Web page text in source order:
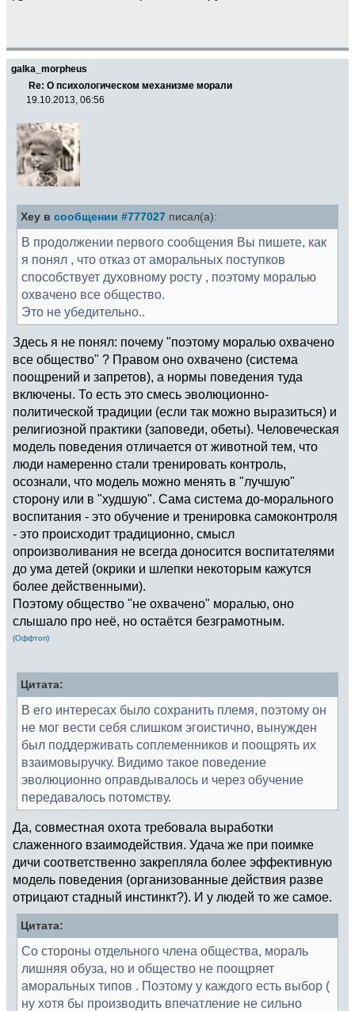
galka_morpheus
Re: О психологическом механизме морали
19.10.2013, 06:56
Xey в сообщении #777027 писал(а):
В продолжении первого сообщения Вы пишете, как
я понял , что отказ от аморальных поступков
способствует духовному росту , поэтому моралью
охвачено все общество.
Это не убедительно..
Здесь я не понял: почему "поэтому моралью охвачено
все общество" ? Правом оно охвачено (система
поощрений и запретов), а нормы поведения туда
включены. То есть это смесь эволюционно-
политической традиции (если так можно выразиться) и
религиозной практики (заповеди, обеты). Человеческая
модель поведения отличается от животной тем, что
люди намеренно стали тренировать контроль,
осознали, что модель можно менять в "лучшую"
сторону или в "худшую". Сама система до-морального
воспитания - это обучение и тренировка самоконтроля
- это происходит традиционно, смысл
опроизволивания не всегда доносится воспитателями
до ума детей (окрики и шлепки некоторым кажутся
более действенными).
Поэтому общество "не охвачено" моралью, оно
слышало про неё, но остаётся безграмотным.
(Оффтоп)
Цитата:
В его интересах было сохранить племя, поэтому он
не мог вести себя слишком эгоистично, вынужден
был поддерживать соплеменников и поощрять их
взаимовыручку. Видимо такое поведение
эволюционно оправдывалось и через обучение
передавалось потомству.
Да, совместная охота требовала выработки
слаженного взаимодействия. Удача же при поимке
дичи соответственно закрепляла более эффективную
модель поведения (организованные действия разве
отрицают стадный инстинкт?). И у людей то же самое.
Цитата:
Со стороны отдельного члена общества, мораль
лишняя обуза, но и общество не поощряет
аморальных типов . Поэтому у каждого есть выбор (
ну хотя бы производить впечатление не сильно